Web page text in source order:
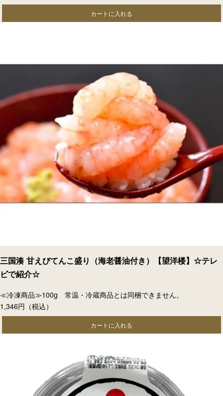
カートに入れる
三国湊 甘えびてんこ盛り（海老醤油付き）【望洋楼】☆テレ
ビで紹介☆
≪冷凍商品≫100g 常温・冷蔵商品とは同梱できません。
1,346円 （税込）
カートに入れる